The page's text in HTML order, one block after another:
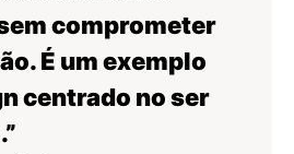
comprometer
É um exemplo
centrado no ser